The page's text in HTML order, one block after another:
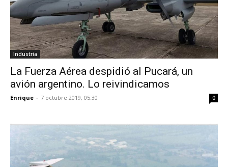
Industria
La Fuerza Aérea despidió al Pucará, un
avión argentino. Lo reivindicamos
Enrique - 7 octubre 2019, 05:30 0